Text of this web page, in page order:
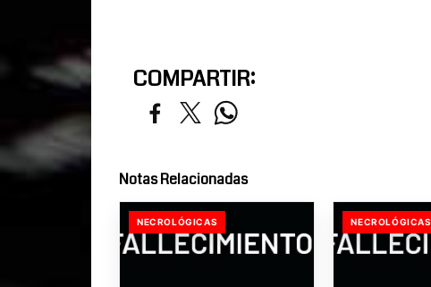
COMPARTIR:
Notas Relacionadas
NECROLÓGICAS NECROLÓGICAS